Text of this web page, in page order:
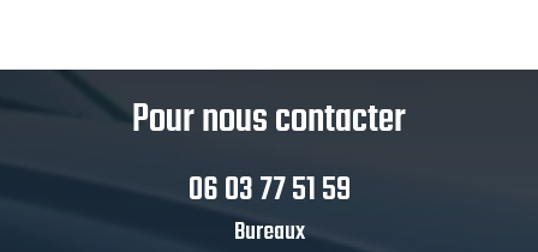
Pour nous contacter
06 03 77 51 59
Bureaux